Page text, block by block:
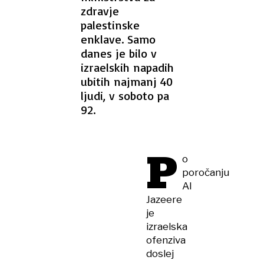
zdravje
palestinske
enklave. Samo
danes je bilo v
izraelskih napadih
ubitih najmanj 40
ljudi, v soboto pa
92.
P o
poročanju
Al
Jazeere
je
izraelska
ofenziva
doslej